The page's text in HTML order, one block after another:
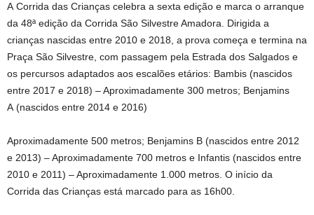
A Corrida das Crianças celebra a sexta edição e marca o arranque
da 48ª edição da Corrida São Silvestre Amadora. Dirigida a
crianças nascidas entre 2010 e 2018, a prova começa e termina na
Praça São Silvestre, com passagem pela Estrada dos Salgados e
os percursos adaptados aos escalões etários: Bambis (nascidos
entre 2017 e 2018) – Aproximadamente 300 metros; Benjamins
A (nascidos entre 2014 e 2016)
Aproximadamente 500 metros; Benjamins B (nascidos entre 2012
e 2013) – Aproximadamente 700 metros e Infantis (nascidos entre
2010 e 2011) – Aproximadamente 1.000 metros. O início da
Corrida das Crianças está marcado para as 16h00.